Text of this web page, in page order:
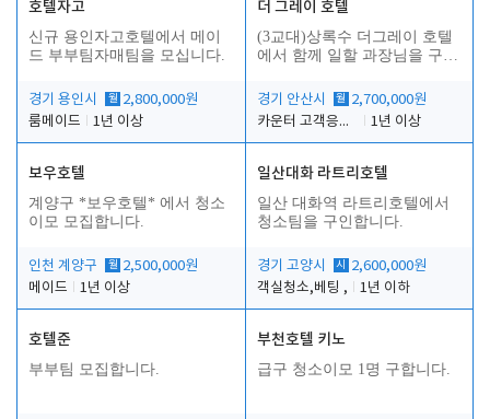
호텔자고
신규 용인자고호텔에서 메이
드 부부팀자매팀을 모십니다.
경기 용인시 월 2,800,000원
룸메이드
1년 이상
더 그레이 호텔
(3교대)상록수 더그레이 호텔
에서 함께 일할 과장님을 구합
경기 안산시
월 2,700,000원
카운터 고객응대 및 야간더블청소
1년 이상
보우호텔
계양구 *보우호텔* 에서 청소
이모 모집합니다.
인천 계양구 월 2,500,000원
메이드
1년 이상
일산대화 라트리호텔
일산 대화역 라트리호텔에서
청소팀을 구인합니다.
경기 고양시 시
2,600,000원
객실청소,베팅 ,
1년 이하
호텔준
부부팀 모집합니다.
부천호텔 키노
급구 청소이모 1명 구합니다.